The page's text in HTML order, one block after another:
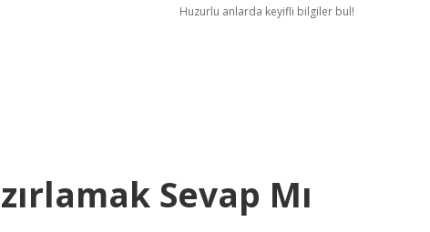
Huzurlu anlarda keyifli bilgiler bul!
Sevap Mı